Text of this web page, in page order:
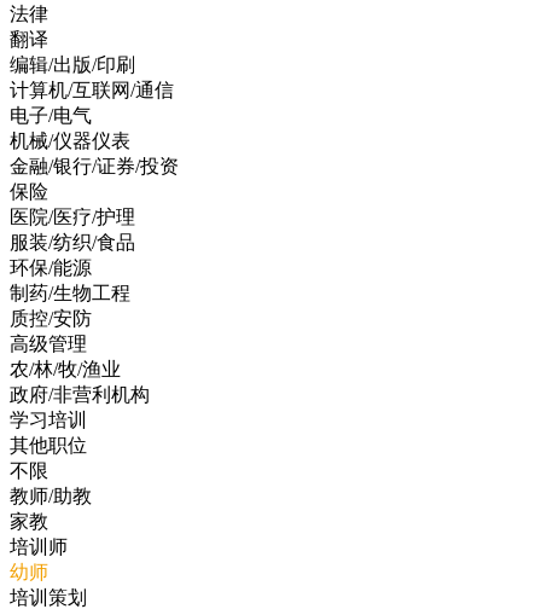
法律
翻译
编辑/出版/印刷
计算机/互联网/通信
电子/电气
机械/仪器仪表
金融/银行/证券/投资
保险
医院/医疗/护理
服装/纺织/食品
环保/能源
制药/生物工程
质控/安防
高级管理
农/林/牧/渔业
政府/非营利机构
学习培训
其他职位
不限
教师/助教
家教
培训师
幼师
培训策划